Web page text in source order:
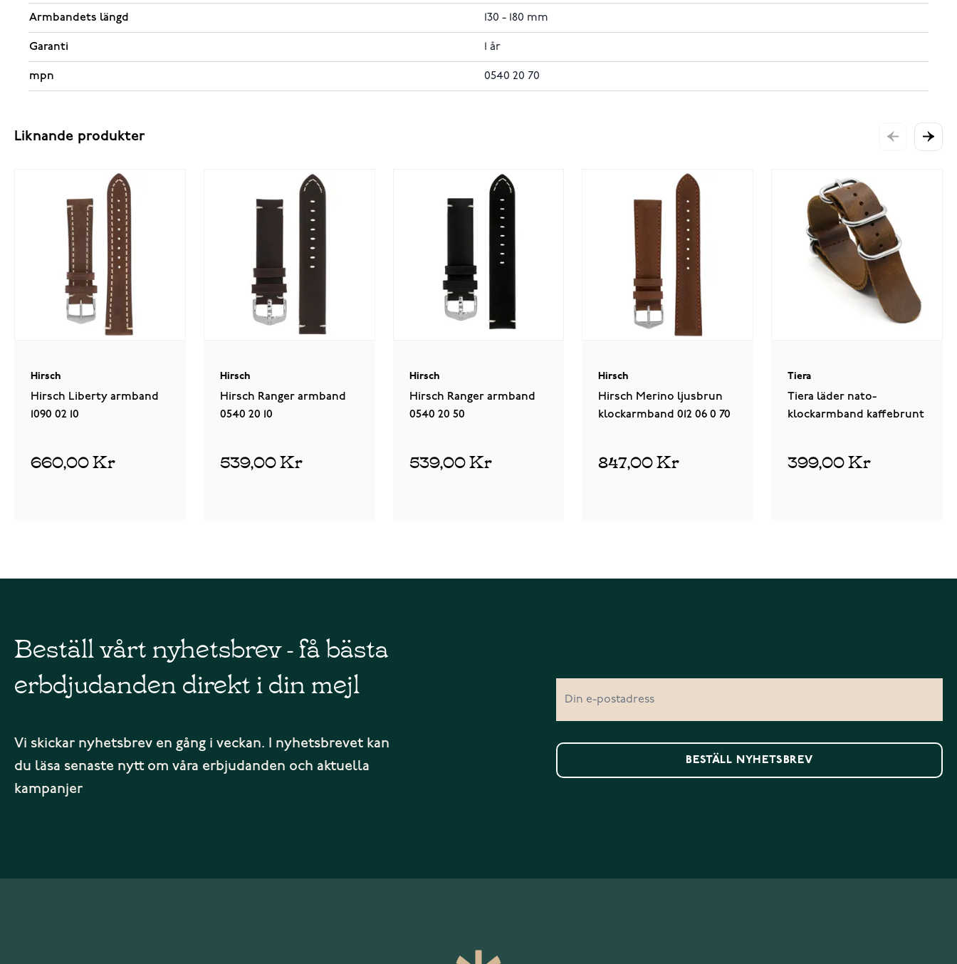
Armbandets längd 130 - 180 mm
Garanti 1 år
mpn 0540 20 70
Liknande produkter
Hirsch
Hirsch Liberty armband
1090 02 10
660,00 Kr
Hirsch
Hirsch Ranger armband
0540 20 10
539,00 Kr
Hirsch
Hirsch Ranger armband
0540 20 50
539,00 Kr
Hirsch
Hirsch Merino ljusbrun
klockarmband 012 06 0 70
847,00 Kr
Tiera
Tiera läder nato-
klockarmband kaffebrunt
399,00 Kr
Beställ vårt nyhetsbrev - få bästa
erbdjudanden direkt i din mejl
Vi skickar nyhetsbrev en gång i veckan. I nyhetsbrevet kan
du läsa senaste nytt om våra erbjudanden och aktuella
kampanjer
BESTÄLL NYHETSBREV